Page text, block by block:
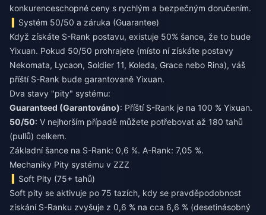
konkurenceschopné ceny s rychlým a bezpečným doručením.
Systém 50/50 a záruka (Guarantee)
Když získáte S-Rank postavu, existuje 50% šance, že to bude
Yixuan. Pokud 50/50 prohrajete (místo ní získáte postavy
Nekomata, Lycaon, Soldier 11, Koleda, Grace nebo Rina), váš
příští S-Rank bude garantovaně Yixuan.
Dva stavy "pity" systému:
Guaranteed (Garantováno): Příští S-Rank je na 100 % Yixuan.
50/50: V nejhorším případě můžete potřebovat až 180 tahů
(pullů) celkem.
Základní šance na S-Rank: 0,6 %. A-Rank: 7,05 %.
Mechaniky Pity systému v ZZZ
Soft Pity (75+ tahů)
Soft pity se aktivuje po 75 tazích, kdy se pravděpodobnost
získání S-Ranku zvyšuje z 0,6 % na cca 6,6 % (desetinásobný